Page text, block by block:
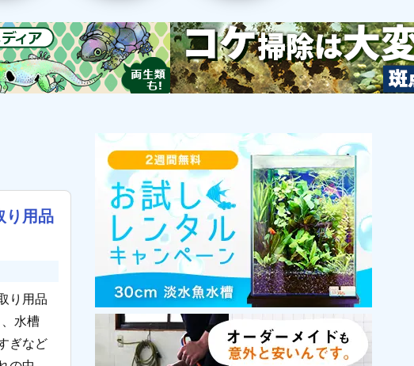
り用品
り用品
水槽
ぎなど